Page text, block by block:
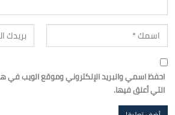
احفظ اسمي والبريد الإلكتروني وموقع الويب في
التي أعلق فيها.